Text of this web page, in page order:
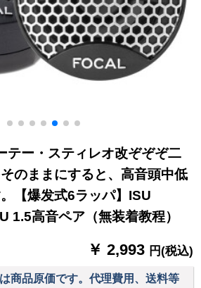
テー・スティレオ改ぞぞぞ二
のままにすると、高音頭中低
【爆发式6ラッパ】ISU
1.5高音ペア（無装着教程）
￥ 2,993 円(税込)
商品原価です。代理費用、送料等